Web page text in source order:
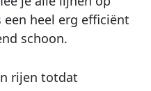
een heel erg efficiënt
schoon.
rijen totdat